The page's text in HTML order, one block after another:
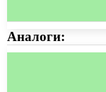
Аналоги: